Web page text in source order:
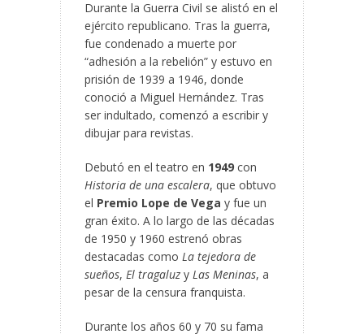
Durante la Guerra Civil se alistó en el
ejército republicano. Tras la guerra,
fue condenado a muerte por
“adhesión a la rebelión” y estuvo en
prisión de 1939 a 1946, donde
conoció a Miguel Hernández. Tras
ser indultado, comenzó a escribir y
dibujar para revistas.
Debutó en el teatro en 1949 con
Historia de una escalera, que obtuvo
el Premio Lope de Vega y fue un
gran éxito. A lo largo de las décadas
de 1950 y 1960 estrenó obras
destacadas como La tejedora de
sueños, El tragaluz y Las Meninas, a
pesar de la censura franquista.
Durante los años 60 y 70 su fama